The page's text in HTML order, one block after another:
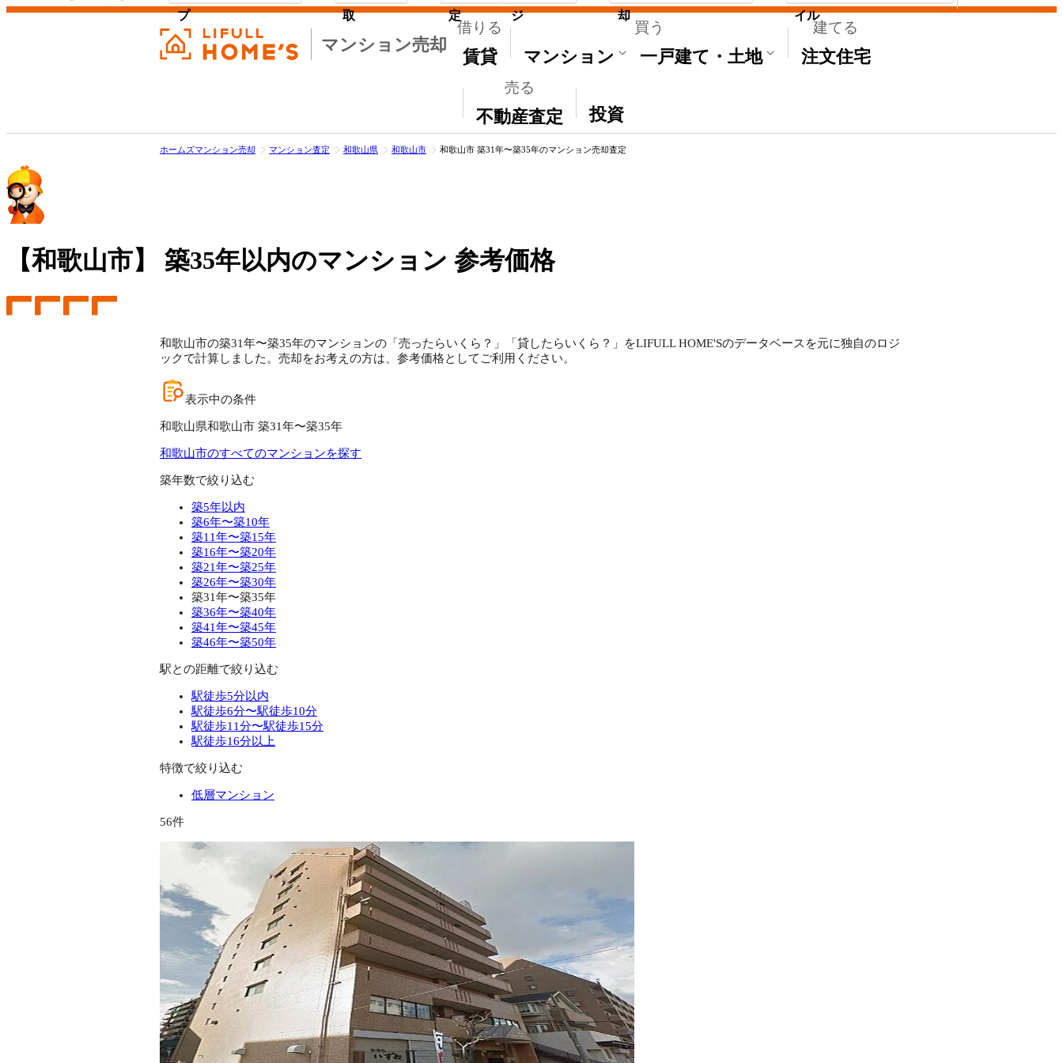
マンション売却
借りる
賃貸
買う
マンション 一戸建て・土地
建てる
注文住宅
売る
不動産査定
その他
投資
プ 取 定 ジ 却 イル
ホームズマンション売却 マンション査定 和歌山県 和歌山市 和歌山市 築31年〜築35年のマンション売却査定
【和歌山市】 築35年以内のマンション 参考価格
和歌山市の築31年〜築35年のマンションの「売ったらいくら？」「貸したらいくら？」をLIFULL HOME'Sのデータベースを元に独自のロジ
ックで計算しました。売却をお考えの方は、参考価格としてご利用ください。
表示中の条件
和歌山県和歌山市 築31年〜築35年
和歌山市のすべてのマンションを探す
築年数で絞り込む
築5年以内
築6年〜築10年
築11年〜築15年
築16年〜築20年
築21年〜築25年
築26年〜築30年
築31年〜築35年
築36年〜築40年
築41年〜築45年
築46年〜築50年
駅との距離で絞り込む
駅徒歩5分以内
駅徒歩6分〜駅徒歩10分
駅徒歩11分〜駅徒歩15分
駅徒歩16分以上
特徴で絞り込む
低層マンション
56件